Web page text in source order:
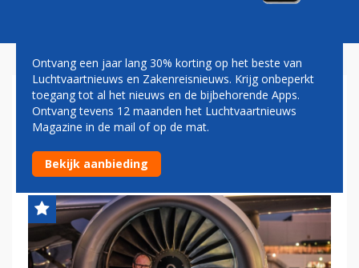
DIT JAAR EEN KWART
MINDER PASSAGIERS VOOR
AIRPORT WEEZE
Ontvang een jaar lang 30% korting op het beste van
Luchtvaartnieuws en Zakenreisnieuws. Krijg onbeperkt
toegang tot al het nieuws en de bijbehorende Apps.
Ontvang tevens 12 maanden het Luchtvaartnieuws
Magazine in de mail of op de mat.
Bekijk aanbieding